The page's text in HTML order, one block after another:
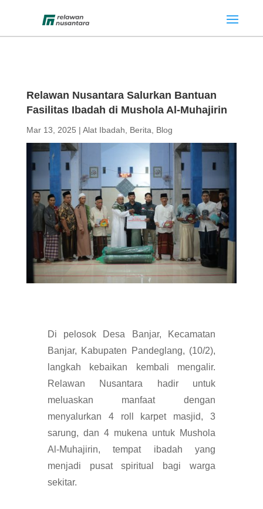
Relawan Nusantara Salurkan Bantuan
Fasilitas Ibadah di Mushola Al-Muhajirin
Mar 13, 2025 | Alat Ibadah Berita Blog
Di pelosok Desa Banjar, Kecamatan
Banjar, Kabupaten Pandeglang, (10/2),
langkah kebaikan kembali mengalir.
Relawan Nusantara hadir untuk
meluaskan manfaat dengan
menyalurkan 4 roll karpet masjid, 3
sarung, dan 4 mukena untuk Mushola
Al-Muhajirin, tempat ibadah yang
menjadi pusat spiritual bagi warga
sekitar.